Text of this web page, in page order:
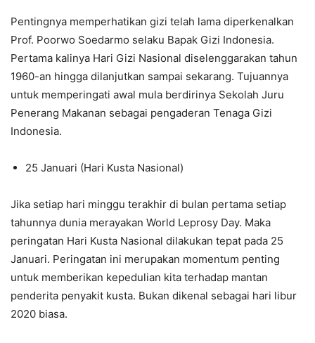
Pentingnya memperhatikan gizi telah lama diperkenalkan
Prof. Poorwo Soedarmo selaku Bapak Gizi Indonesia.
Pertama kalinya Hari Gizi Nasional diselenggarakan tahun
1960-an hingga dilanjutkan sampai sekarang. Tujuannya
untuk memperingati awal mula berdirinya Sekolah Juru
Penerang Makanan sebagai pengaderan Tenaga Gizi
Indonesia.
25 Januari (Hari Kusta Nasional)
Jika setiap hari minggu terakhir di bulan pertama setiap
tahunnya dunia merayakan World Leprosy Day. Maka
peringatan Hari Kusta Nasional dilakukan tepat pada 25
Januari. Peringatan ini merupakan momentum penting
untuk memberikan kepedulian kita terhadap mantan
penderita penyakit kusta. Bukan dikenal sebagai hari libur
2020 biasa.